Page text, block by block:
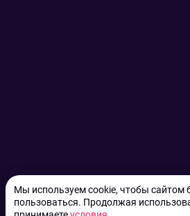
Мы используем cookie, чтобы сайтом
пользоваться. Продолжая